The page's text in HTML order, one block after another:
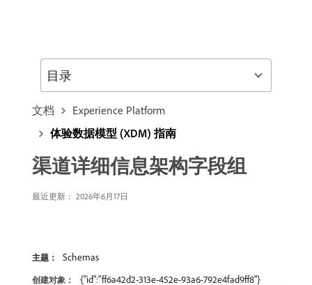
文档
Experience Platform
体验数据模型 (XDM) 指南
渠道详细信息架构字段组
最近更新： 2026年6月17日
主题： Schemas
创建对象： {"id":"ff6a42d2-313e-452e-93a6-792e4fad9ff8"}
目录